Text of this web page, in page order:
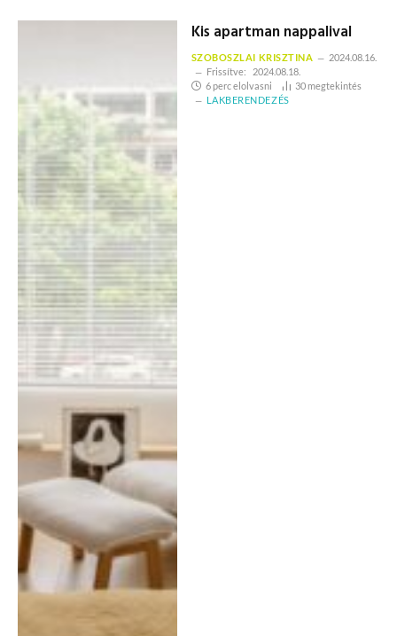
Kis apartman nappalival
SZOBOSZLAI KRISZTINA
2024.08.16.
Frissítve:
2024.08.18.
6 perc elolvasni
30megtekintés
LAKBERENDEZÉS